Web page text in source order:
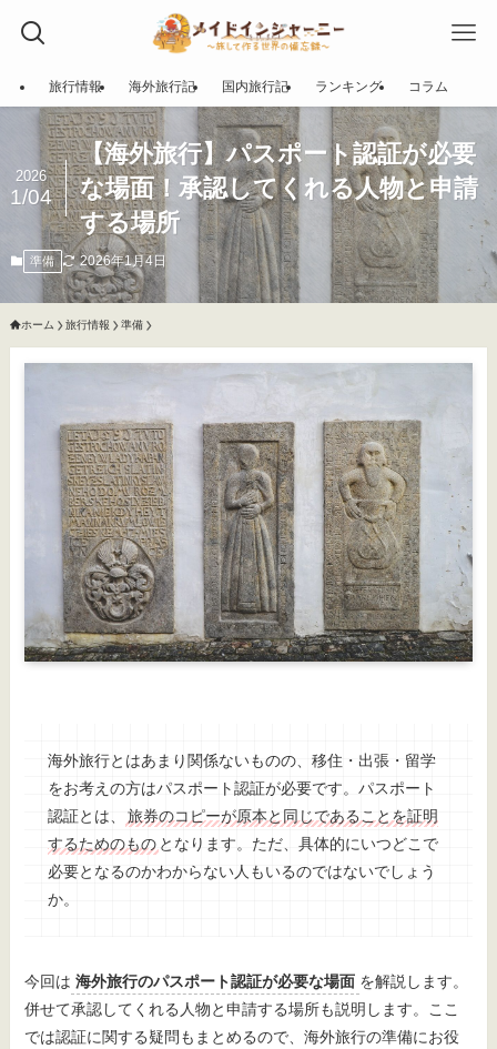
旅行情報 海外旅行記 国内旅行記 ランキング コラム
【海外旅行】パスポート認証が必要
な場面！承認してくれる人物と申請
する場所
2026
1/04
準備 2026年1月4日
ホーム 旅行情報 準備
海外旅行とはあまり関係ないものの、移住・出張・留学
をお考えの方はパスポート認証が必要です。パスポート
認証とは、
旅券のコピーが原本と同じであることを証明
するためのもの となります。ただ、具体的にいつどこで
必要となるのかわからない人もいるのではないでしょう
か。
今回は 海外旅行のパスポート認証が必要な場面 を解説します。
併せて承認してくれる人物と申請する場所も説明します。ここ
では認証に関する疑問もまとめるので、海外旅行の準備にお役